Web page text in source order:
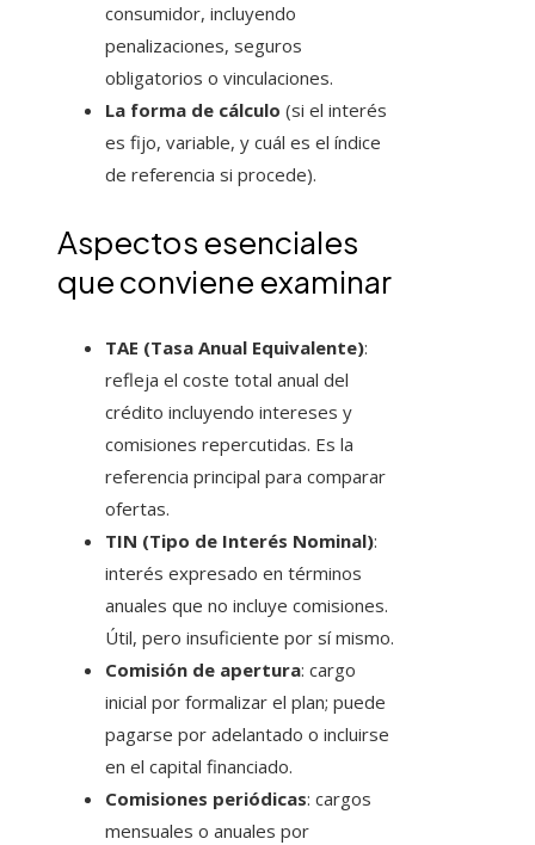
consumidor, incluyendo
penalizaciones, seguros
obligatorios o vinculaciones.
La forma de cálculo (si el interés
es fijo, variable, y cuál es el índice
de referencia si procede).
Aspectos esenciales
que conviene examinar
TAE (Tasa Anual Equivalente):
refleja el coste total anual del
crédito incluyendo intereses y
comisiones repercutidas. Es la
referencia principal para comparar
ofertas.
TIN (Tipo de Interés Nominal):
interés expresado en términos
anuales que no incluye comisiones.
Útil, pero insuficiente por sí mismo.
Comisión de apertura: cargo
inicial por formalizar el plan; puede
pagarse por adelantado o incluirse
en el capital financiado.
Comisiones periódicas: cargos
mensuales o anuales por